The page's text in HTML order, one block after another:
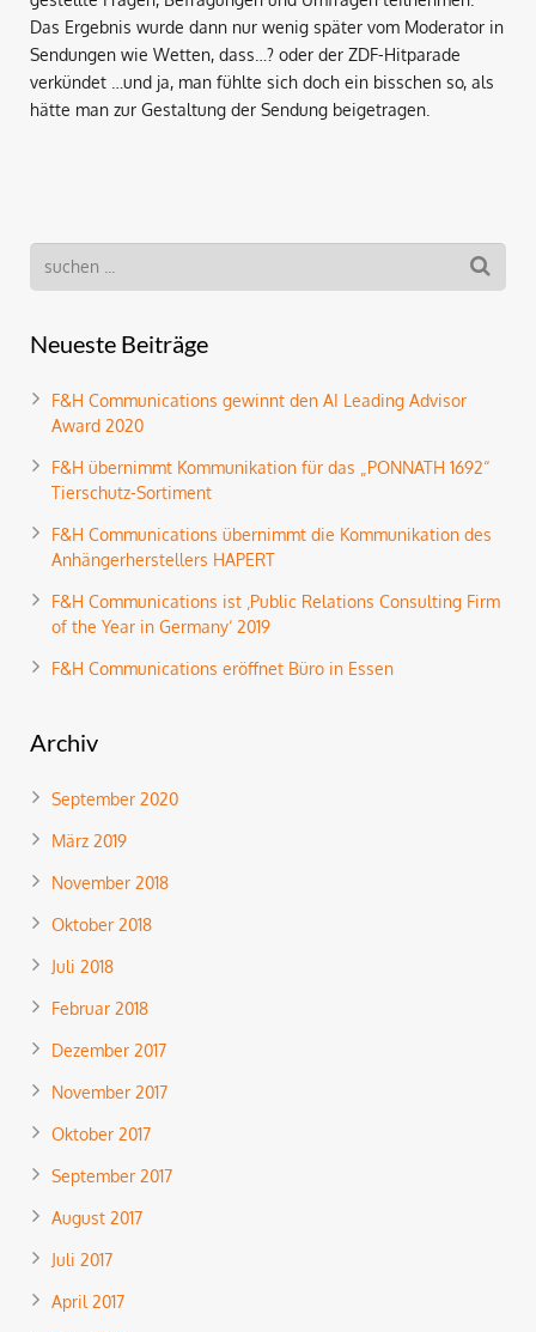
Das Ergebnis wurde dann nur wenig später vom Moderator in
Sendungen wie Wetten, dass…? oder der ZDF-Hitparade
verkündet …und ja, man fühlte sich doch ein bisschen so, als
hätte man zur Gestaltung der Sendung beigetragen.
Neueste Beiträge
F&H Communications gewinnt den AI Leading Advisor
Award 2020
F&H übernimmt Kommunikation für das „PONNATH 1692“
Tierschutz-Sortiment
F&H Communications übernimmt die Kommunikation des
Anhängerherstellers HAPERT
F&H Communications ist ‚Public Relations Consulting Firm
of the Year in Germany‘ 2019
F&H Communications eröffnet Büro in Essen
Archiv
September 2020
März 2019
November 2018
Oktober 2018
Juli 2018
Februar 2018
Dezember 2017
November 2017
Oktober 2017
September 2017
August 2017
Juli 2017
April 2017